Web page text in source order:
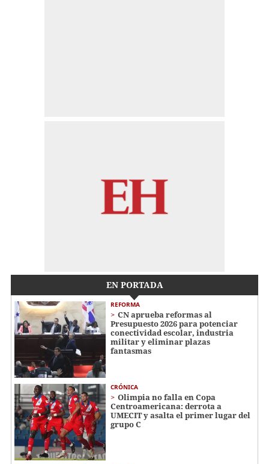
EN PORTADA
REFORMA
CN aprueba reformas al
Presupuesto 2026 para potenciar
conectividad escolar, industria
militar y eliminar plazas
fantasmas
CRÓNICA
Olimpia no falla en Copa
Centroamericana: derrota a
UMECIT y asalta el primer lugar del
grupo C